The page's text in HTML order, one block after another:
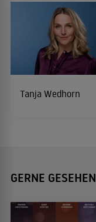
Tanja Wedhorn
GERNE GESEHEN